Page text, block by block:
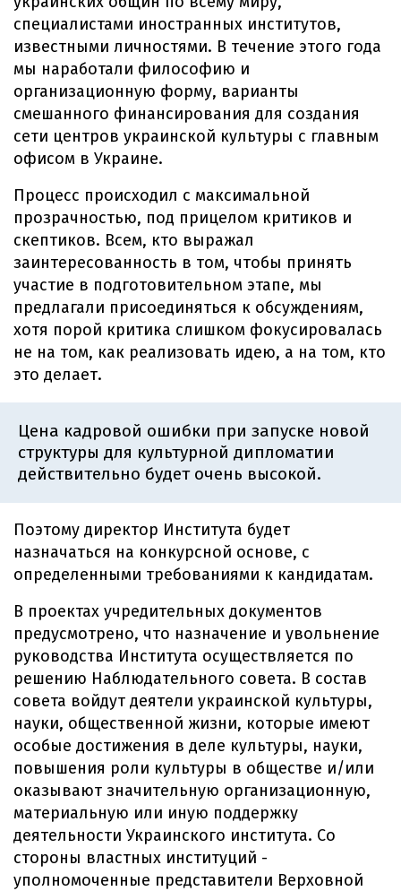
специалистами иностранных институтов,
известными личностями. В течение этого года
мы наработали философию и
организационную форму, варианты
смешанного финансирования для создания
сети центров украинской культуры с главным
офисом в Украине.
Процесс происходил с максимальной
прозрачностью, под прицелом критиков и
скептиков. Всем, кто выражал
заинтересованность в том, чтобы принять
участие в подготовительном этапе, мы
предлагали присоединяться к обсуждениям,
хотя порой критика слишком фокусировалась
не на том, как реализовать идею, а на том, кто
это делает.
Цена кадровой ошибки при запуске новой
структуры для культурной дипломатии
действительно будет очень высокой.
Поэтому директор Института будет
назначаться на конкурсной основе, с
определенными требованиями к кандидатам.
В проектах учредительных документов
предусмотрено, что назначение и увольнение
руководства Института осуществляется по
решению Наблюдательного совета. В состав
совета войдут деятели украинской культуры,
науки, общественной жизни, которые имеют
особые достижения в деле культуры, науки,
повышения роли культуры в обществе и/или
оказывают значительную организационную,
материальную или иную поддержку
деятельности Украинского института. Со
стороны властных институций -
уполномоченные представители Верховной